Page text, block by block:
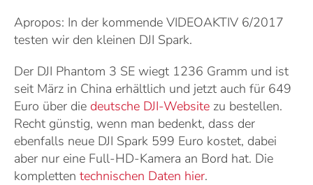
Apropos: In der kommende VIDEOAKTIV 6/2017
testen wir den kleinen DJI Spark.
Der DJI Phantom 3 SE wiegt 1236 Gramm und ist
seit März in China erhältlich und jetzt auch für 649
Euro über die deutsche DJI-Website zu bestellen.
Recht günstig, wenn man bedenkt, dass der
ebenfalls neue DJI Spark 599 Euro kostet, dabei
aber nur eine Full-HD-Kamera an Bord hat. Die
kompletten technischen Daten hier.